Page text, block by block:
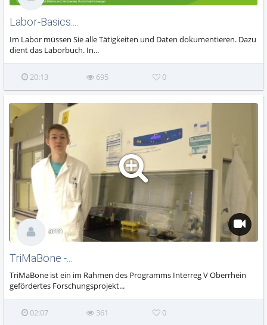
Labor-Basics:...
Im Labor müssen Sie alle Tätigkeiten und Daten dokumentieren. Dazu
dient das Laborbuch. In...
20:13 695 0
TriMaBone -...
TriMaBone ist ein im Rahmen des Programms Interreg V Oberrhein
gefördertes Forschungsprojekt...
arm
02:07 361 0